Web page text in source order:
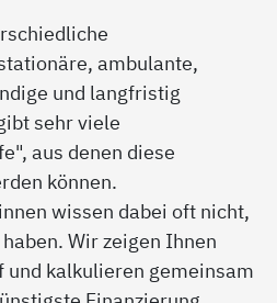
ambulante,
und langfristig
sehr viele
aus denen diese
können.
wissen dabei oft nicht,
Wir zeigen Ihnen
kalkulieren gemeinsam